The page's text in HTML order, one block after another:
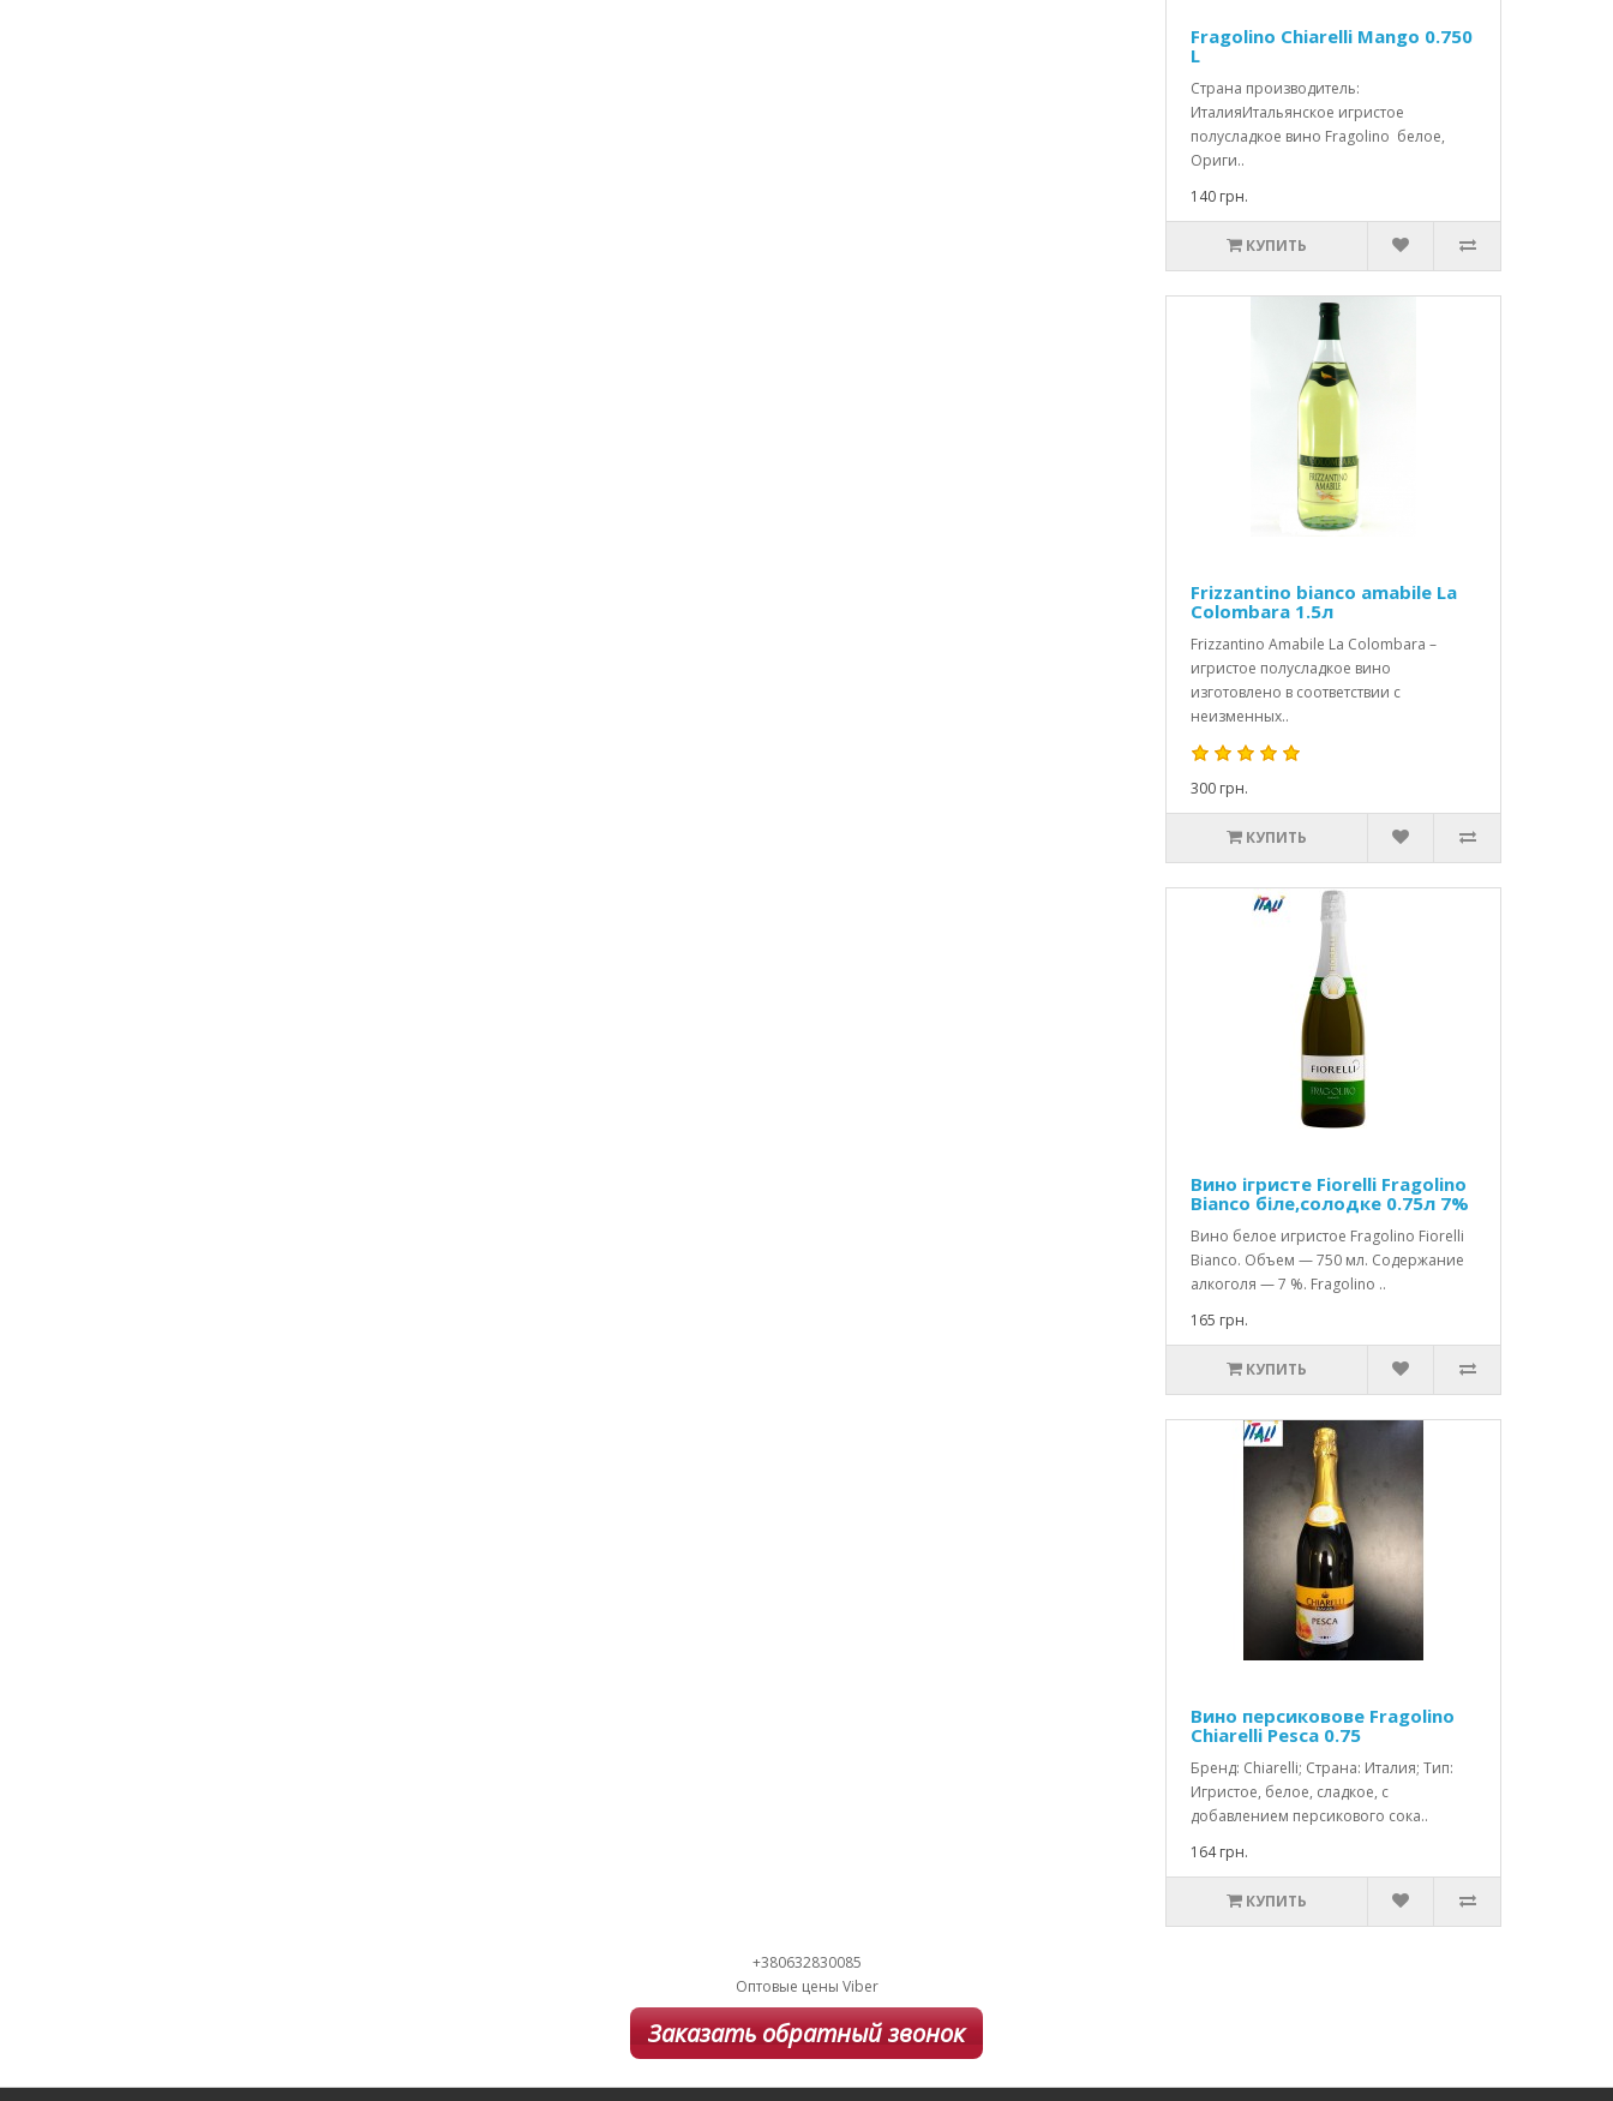
Fragolino Chiarelli Mango 0.750
L
Страна производитель:
ИталияИтальянское игристое
полусладкое вино Fragolino белое,
Ориги..
140 грн.
КУПИТЬ
Frizzantino bianco amabile La
Colombara 1.5л
Frizzantino Amabile La Colombara –
игристое полусладкое вино
изготовлено в соответствии с
неизменных..
300 грн.
КУПИТЬ
Вино ігристе Fiorelli Fragolino
Bianco біле,солодке 0.75л 7%
Вино белое игристое Fragolino Fiorelli
Bianco. Объем — 750 мл. Содержание
алкоголя — 7 %. Fragolino ..
165 грн.
КУПИТЬ
Вино персиковове Fragolino
Chiarelli Pesca 0.75
Бренд: Chiarelli; Страна: Италия; Тип:
Игристое, белое, сладкое, с
добавлением персикового сока..
164 грн.
КУПИТЬ
+380632830085
Оптовые цены Viber
Заказать обратный звонок